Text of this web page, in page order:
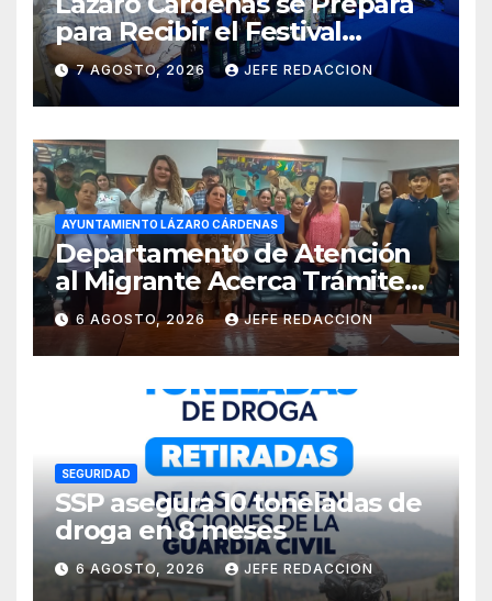
para Recibir el Festival
Internacional de la Cerveza
Costa de Michoacán 2026
7 AGOSTO, 2026 JEFE REDACCION
AYUNTAMIENTO LÁZARO CÁRDENAS
Departamento de Atención
al Migrante Acerca Trámite
de Pasaportes
Estadounidenses a
Residentes de Lázaro
Cárdenas
6 AGOSTO, 2026 JEFE REDACCION
SEGURIDAD
SSP asegura 10 toneladas de
droga en 8 meses
6 AGOSTO, 2026 JEFE REDACCION